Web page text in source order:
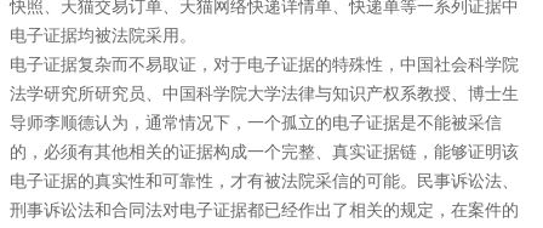
快照、天猫交易订单、天猫网络快递详情单、快递单等一系列证据中
电子证据均被法院采用。
电子证据复杂而不易取证，对于电子证据的特殊性，中国社会科学院
法学研究所研究员、中国科学院大学法律与知识产权系教授、博士生
导师李顺德认为，通常情况下，一个孤立的电子证据是不能被采信
的，必须有其他相关的证据构成一个完整、真实证据链，能够证明该
电子证据的真实性和可靠性，才有被法院采信的可能。民事诉讼法、
刑事诉讼法和合同法对电子证据都已经作出了相关的规定，在案件的